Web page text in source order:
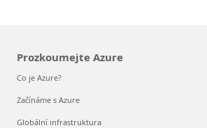
Prozkoumejte Azure
Co je Azure?
Začínáme s Azure
Globální infrastruktura